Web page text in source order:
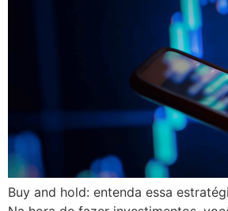
Buy and hold: entenda essa